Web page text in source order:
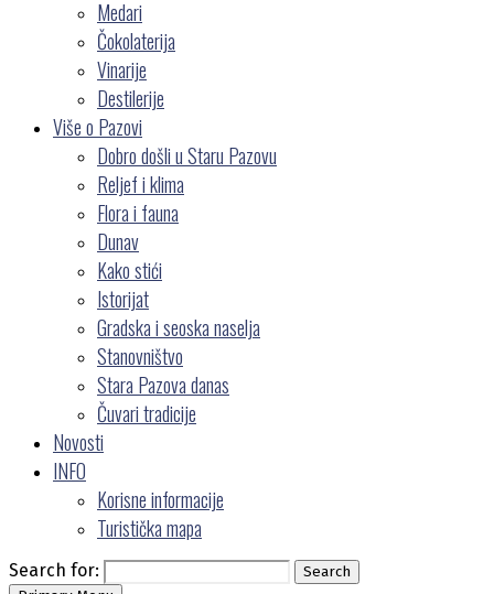
Medari
Čokolaterija
Vinarije
Destilerije
Više o Pazovi
Dobro došli u Staru Pazovu
Reljef i klima
Flora i fauna
Dunav
Kako stići
Istorijat
Gradska i seoska naselja
Stanovništvo
Stara Pazova danas
Čuvari tradicije
Novosti
INFO
Korisne informacije
Turistička mapa
Search for:
Search